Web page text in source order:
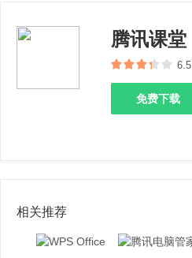
腾讯课堂
6.5
免费下载
相关推荐